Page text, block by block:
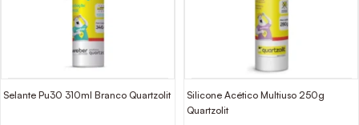
Selante Pu30 310ml Branco Quartzolit
Silicone Acético Multiuso 250g
Quartzolit